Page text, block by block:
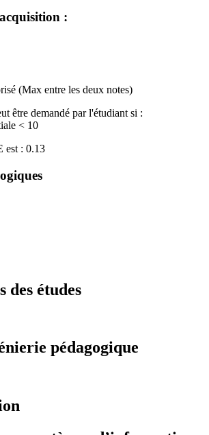
:
(Max entre les deux notes)
être demandé par l'étudiant si :
< 10
est : 0.13
des études
pédagogique